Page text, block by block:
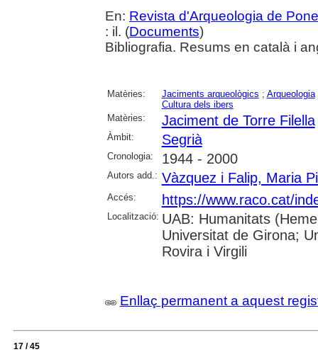
En: Revista d'Arqueologia de
: il. (Documents)
Bibliografia. Resums en català i
Matèries: Jaciments arqueològics ; Arqueologia
Cultura dels ibers
Matèries:
Jaciment de Torre Filella
Àmbit: Segrià
Cronologia: 1944 - 2000
Autors add.: Vàzquez i Falip, Maria
Accés: https://www.raco.cat/
Localització: UAB: Humanitats
Universitat de Girona;
Rovira i Virgili
Enllaç permanent a aquest
17 / 45